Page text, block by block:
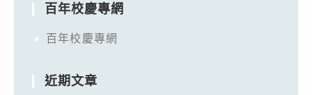
百年校慶專網
百年校慶專網
近期文章